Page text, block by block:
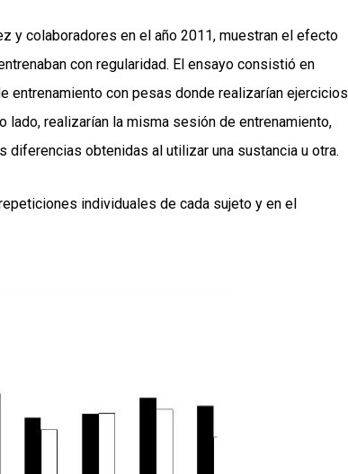
y colaboradores en el año 2011, muestran el efecto
con regularidad. El ensayo consistió en
entrenamiento con pesas donde realizarían ejercicios
realizarían la misma sesión de entrenamiento,
obtenidas al utilizar una sustancia u otra.
individuales de cada sujeto y en el